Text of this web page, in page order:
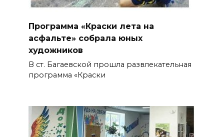
Программа «Краски лета на
асфальте» собрала юных
художников
В ст. Багаевской прошла развлекательная
программа «Краски